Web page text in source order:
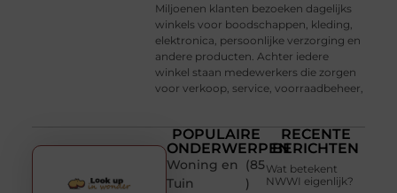
Miljoenen klanten bezoeken dagelijks
winkels voor boodschappen, kleding,
elektronica, persoonlijke verzorging en
andere producten. Achter iedere
winkel staan medewerkers die zorgen
voor verkoop, service, voorraadbeheer,
POPULAIRE
ONDERWERPEN
Woning en
Tuin
(85
)
RECENTE
BERICHTEN
Wat betekent
NWWI eigenlijk?